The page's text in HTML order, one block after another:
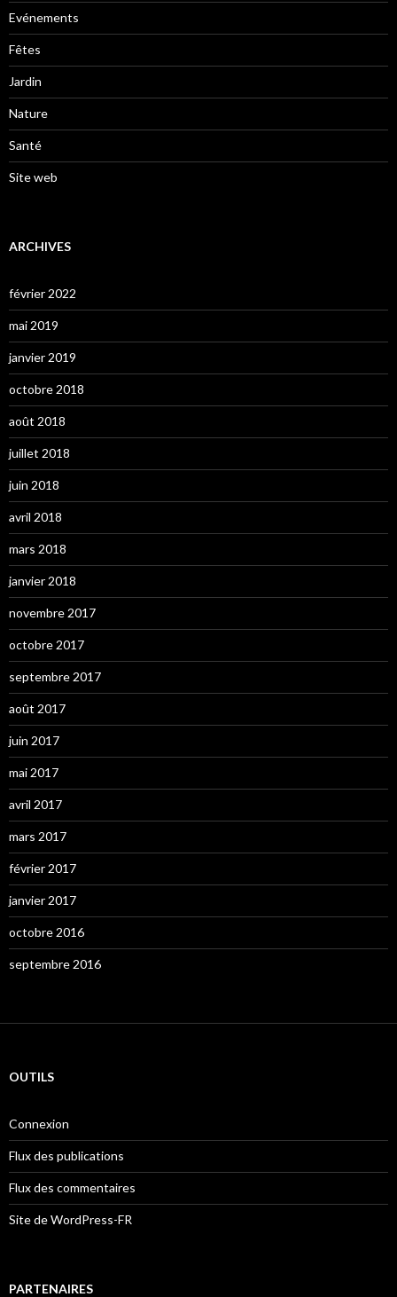
Evénements
Fêtes
Jardin
Nature
Santé
Site web
ARCHIVES
février 2022
mai 2019
janvier 2019
octobre 2018
août 2018
juillet 2018
juin 2018
avril 2018
mars 2018
janvier 2018
novembre 2017
octobre 2017
septembre 2017
août 2017
juin 2017
mai 2017
avril 2017
mars 2017
février 2017
janvier 2017
octobre 2016
septembre 2016
OUTILS
Connexion
Flux des publications
Flux des commentaires
Site de WordPress-FR
PARTENAIRES